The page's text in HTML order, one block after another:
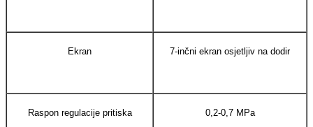
Ekran 7-inčni ekran osjetljiv na dodir
Raspon regulacije pritiska 0,2-0,7 MPa